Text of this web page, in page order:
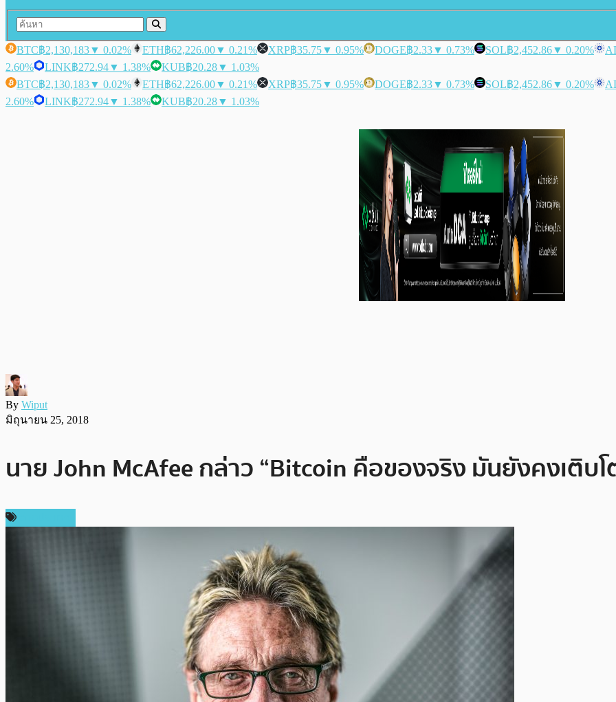
BTC฿2,130,183▼ 0.02% ETH฿62,226.00▼ 0.21% XRP฿35.75▼ 0.95% DOGE฿2.33▼ 0.73% SOL฿2,452.86▼ 0.20%
2.60%
LINK฿272.94▼ 1.38% KUB฿20.28▼ 1.03%
BTC฿2,130,183▼ 0.02% ETH฿62,226.00▼ 0.21% XRP฿35.75▼ 0.95% DOGE฿2.33▼ 0.73% SOL฿2,452.86▼ 0.20%
2.60%
LINK฿272.94▼ 1.38% KUB฿20.28▼ 1.03%
By Wiput
มิถุนายน 25, 2018
นาย John McAfee กล่าว “Bitcoin คือของจริง มันยังคงเติบโ